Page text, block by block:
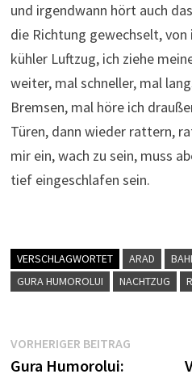
und irgendwann hört auch
die Richtung gewechselt,
kühler Luftzug, ich ziehe
weiter, mal schneller, mal
Bremsen, mal höre ich
Türen, dann wieder rattern,
mir ein, wach zu sein, muss
tief eingeschlafen sein.
VERSCHLAGWORTET ARAD
GURA HUMOROLUI
NACHTZUG
Beitragsnavigation
VORHERIGER BEITRAGVorheriger
Gura Humorolui: